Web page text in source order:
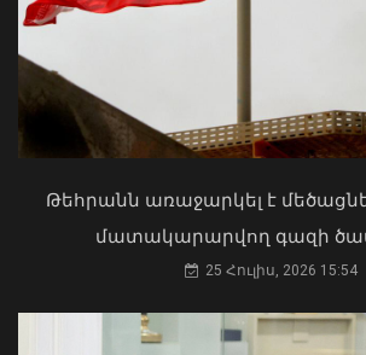
Հայաստան է ուղարկվել ցորենի
06 Օգոստոս, 2026 16:27
ՀՀ երկաթուղին ազգային
ռազմավարական
և պետք է կառավարվի ՀՀ
Բաբաջանյան
31 Հուլիս, 2026 12:08
Թեհրանն առաջարկել է
մատակարարվող գազի
25 Հուլիս, 2026 15:54